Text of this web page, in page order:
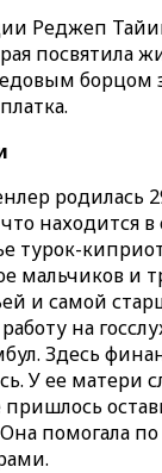
Реджеп
посвятила
борцом
родилась
находится
турок-
мальчиков и
и самой
на
Здесь
У ее матери
помогала